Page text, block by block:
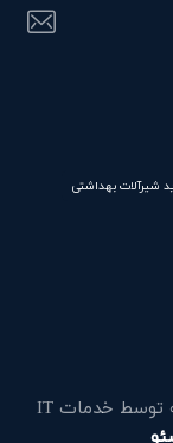
شیرآلات بهداشتی
کپی رایت © 2026 - 2024 - طراحی و توسعه توسط خدمات IT